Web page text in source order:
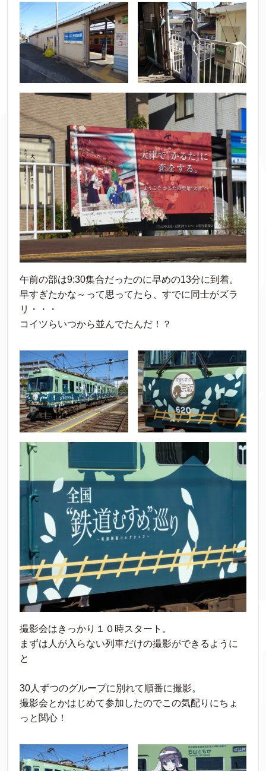
午前の部は9:30集合だったのに早めの13分に到着。
早すぎたかな～って思ってたら、すでに同士がズラ
リ・・・
コイツらいつから並んでたんだ！？
撮影会はきっかり１０時スタート。
まずは人が入らない列車だけの撮影ができるように
と
30人ずつのグループに別れて順番に撮影。
撮影会とかはじめて参加したのでこの気配りにちょ
っと関心！